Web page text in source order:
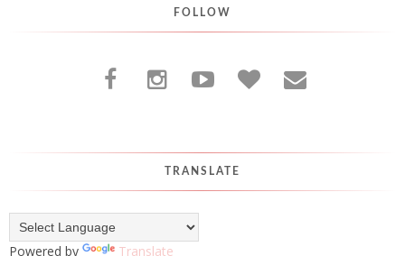
FOLLOW
TRANSLATE
Powered by Translate